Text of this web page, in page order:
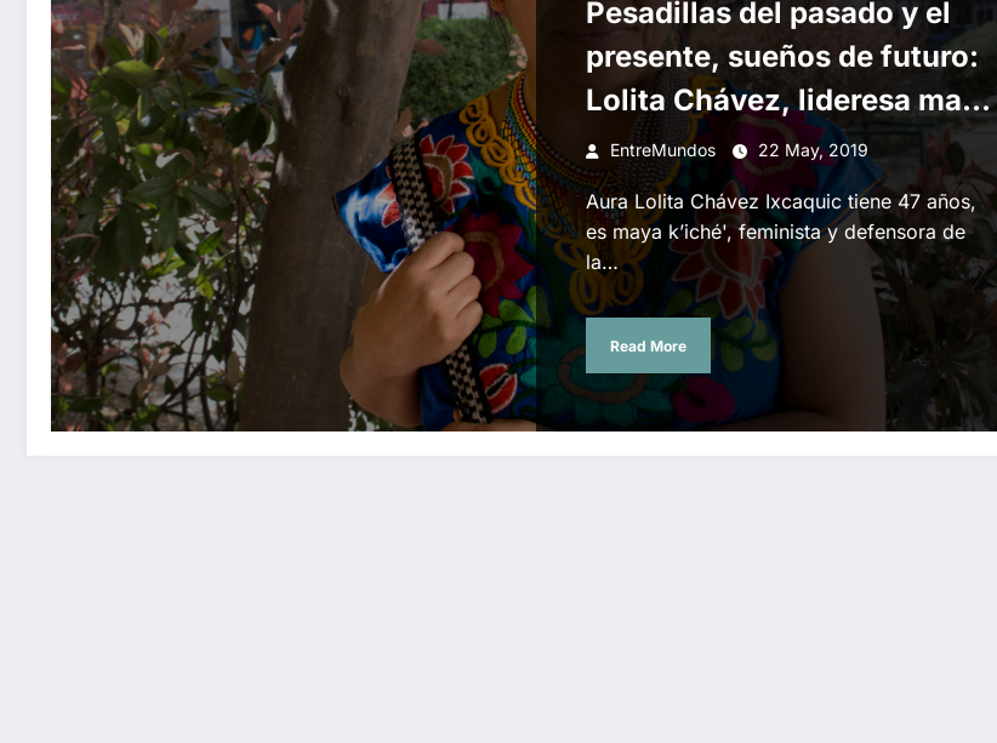
Pesadillas del pasado y el
presente, sueños de futuro:
Lolita Chávez, lideresa maya
en el exilio
EntreMundos 22 May, 2019
Aura Lolita Chávez Ixcaquic tiene 47 años,
es maya k’iché', feminista y defensora de
la…
Read More